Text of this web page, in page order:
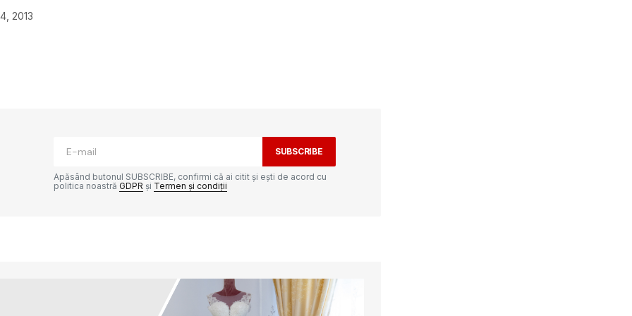
2013
SUBSCRIBE
Apăsând butonul SUBSCRIBE, confirmi că ai citit și ești de acord cu
politica noastră GDPR și Termen și condiții